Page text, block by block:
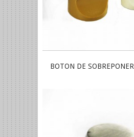
BOTON DE SOBREPONER